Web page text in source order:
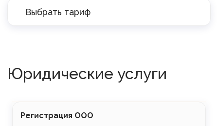
Выбрать тариф
Юридические услуги
Регистрация ООО